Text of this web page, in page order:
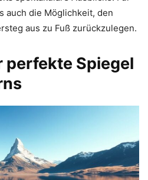
auch die Möglichkeit, den
aus zu Fuß zurückzulegen.
perfekte Spiegel